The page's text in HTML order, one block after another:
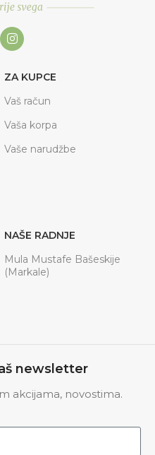
ZA KUPCE
Vaš račun
Vaša korpa
Vaše narudžbe
NAŠE RADNJE
Mula Mustafe Bašeskije
(Markale)
newsletter
akcijama, novostima.